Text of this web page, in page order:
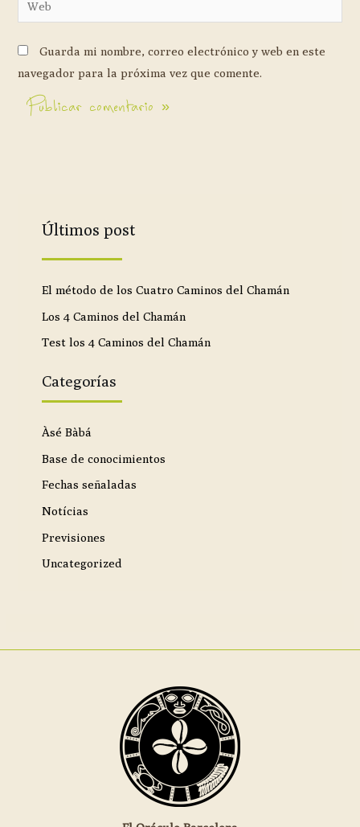
Guarda mi nombre, correo electrónico y web en este
navegador para la próxima vez que comente.
Últimos post
El método de los Cuatro Caminos del Chamán
Los 4 Caminos del Chamán
Test los 4 Caminos del Chamán
Categorías
Àsé Bàbá
Base de conocimientos
Fechas señaladas
Notícias
Previsiones
Uncategorized